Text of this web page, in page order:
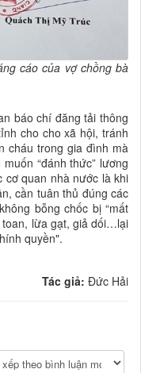
cáo của vợ chồng bà
báo chí đăng tải thông
cho cho xã hội, tránh
cháu trong gia đình mà
“đánh thức” lương
cơ quan nhà nước là khi
cần tuân thủ đúng các
bỗng chốc bị “mất
toan, lừa gạt, giả dối…lại
quyền".
Tác giả: Đức Hải